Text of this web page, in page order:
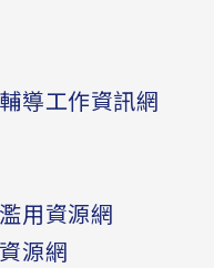
導工作資訊網
用資源網
源網